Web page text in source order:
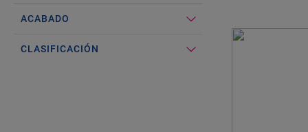
ACABADO
CLASIFICACIÓN